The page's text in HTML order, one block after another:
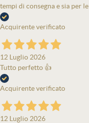
tempi di consegna e sia per
Acquirente verificato
12 Luglio 2026
Tutto perfetto 👍
Acquirente verificato
12 Luglio 2026